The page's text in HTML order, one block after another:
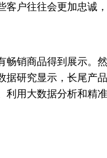
户往往会更加忠诚
销商品得到展示。然
研究显示，长尾产
用大数据分析和精